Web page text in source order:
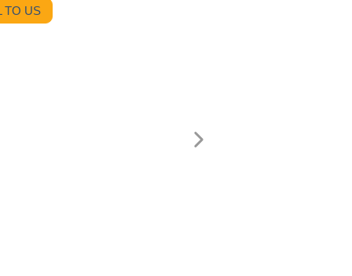
TO US